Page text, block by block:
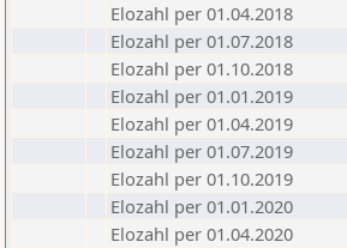
Elozahl per 01.04.2018
Elozahl per 01.07.2018
Elozahl per 01.10.2018
Elozahl per 01.01.2019
Elozahl per 01.04.2019
Elozahl per 01.07.2019
Elozahl per 01.10.2019
Elozahl per 01.01.2020
Elozahl per 01.04.2020